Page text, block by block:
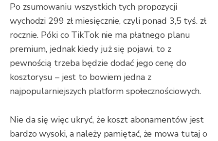
Po zsumowaniu wszystkich tych propozycji
wychodzi 299 zł miesięcznie, czyli ponad 3,5 tyś. zł
rocznie. Póki co TikTok nie ma płatnego planu
premium, jednak kiedy już się pojawi, to z
pewnością trzeba będzie dodać jego cenę do
kosztorysu – jest to bowiem jedna z
najpopularniejszych platform społecznościowych.
Nie da się więc ukryć, że koszt abonamentów jest
bardzo wysoki, a należy pamiętać, że mowa tutaj o